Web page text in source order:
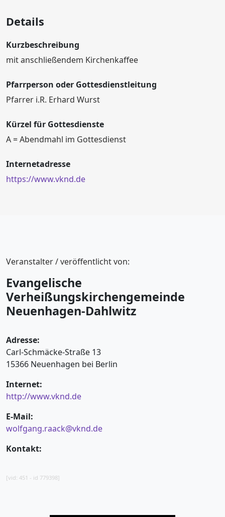
Details
Kurzbeschreibung
mit anschließendem Kirchenkaffee
Pfarrperson oder Gottesdienstleitung
Pfarrer i.R. Erhard Wurst
Kürzel für Gottesdienste
A = Abendmahl im Gottesdienst
Internetadresse
https://www.vknd.de
Veranstalter / veröffentlicht von:
Evangelische
Verheißungskirchengemeinde
Neuenhagen-Dahlwitz
Adresse:
Carl-Schmäcke-Straße 13
15366 Neuenhagen bei Berlin
Internet:
http://www.vknd.de
E-Mail:
wolfgang.raack@vknd.de
Kontakt:
[vid: 451 - id 779398]